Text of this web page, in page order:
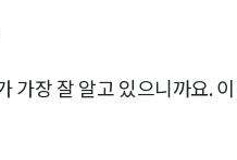
장 잘 알고 있으니까요.